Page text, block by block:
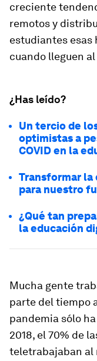
creciente
remotos y
estudiantes esas
cuando lleguen
¿Has leído?
Un tercio de
optimistas a
COVID en la
Transformar
para nuestro
¿Qué tan
la educación
Mucha gente
parte del tiempo
pandemia sólo
2018, el 70% de
teletrabajaban al